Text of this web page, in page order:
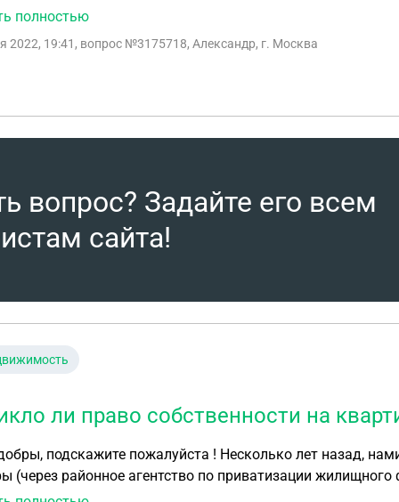
в агентство по приватизации. Однако оформить
право на эту квартиру, обратилась в местную
этой квартиры как нуждающейся в улучшении жилой
полностью
2022, 19:41 , вопрос №3175718, Александр, г. Москва
вопрос? Задайте его всем
сайта!
ли право собственности на
пожалуйста ! Несколько лет назад, нами была запущена процедура приватизации
(через районное агентство по приватизации
приватизации , но в Росреестр не обращались. Сейчас у меня два